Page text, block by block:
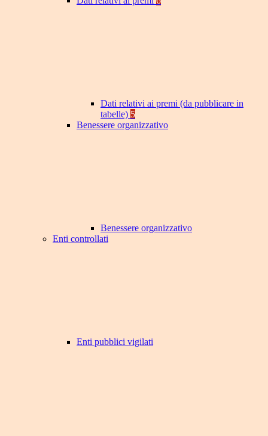
Dati relativi ai premi (da pubblicare in
tabelle) 5
Benessere organizzativo
Benessere organizzativo
Enti controllati
Enti pubblici vigilati